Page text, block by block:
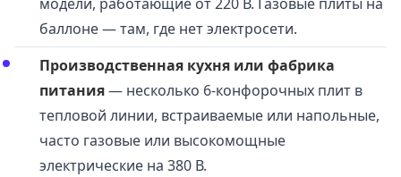
баллоне — там, где нет электросети.
Производственная кухня или фабрика
питания— несколько 6-конфорочных плит в
тепловой линии, встраиваемые или напольные,
часто газовые или высокомощные
электрические на 380 В.